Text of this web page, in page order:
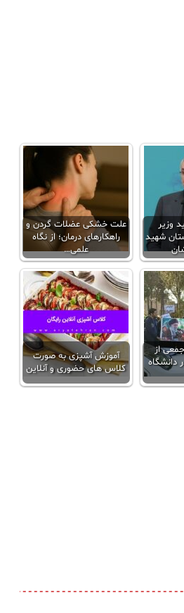
وزیر
شهید
علت خشکی عضلات گردن و
راهکارهای درمان؛ از نگاه
علمی…
از
دانشگاه
آموزش آشپزی به صورت
کلاس‌ های حضوری و آنلاین